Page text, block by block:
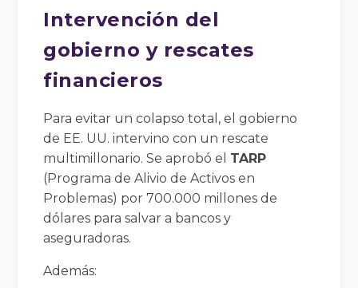
Intervención del
gobierno y rescates
financieros
Para evitar un colapso total, el gobierno
de EE. UU. intervino con un rescate
multimillonario. Se aprobó el TARP
(Programa de Alivio de Activos en
Problemas) por 700.000 millones de
dólares para salvar a bancos y
aseguradoras.
Además: